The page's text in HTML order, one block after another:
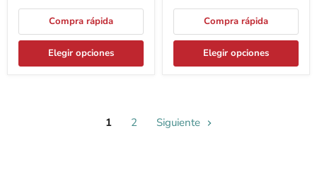
Compra rápida
Elegir opciones
Compra rápida
Elegir opciones
1 2 Siguiente